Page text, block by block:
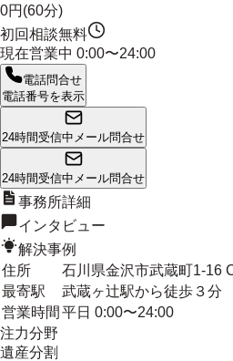
0円(60分)
初回相談無料
現在営業中 0:00〜24:00
電話問合せ
電話番号を表示
24時間受信中 メール問合せ
24時間受信中 メール問合せ
事務所詳細
インタビュー
解決事例
住所
石川県金沢市武蔵町1-16
最寄駅
武蔵ヶ辻駅から徒歩３分
営業時間 平日 0:00〜24:00
注力分野
遺産分割